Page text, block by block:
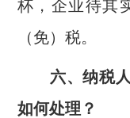
杯，企业待其
（免）税。
六、纳税人
如何处理？